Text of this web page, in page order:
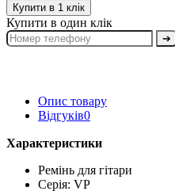
Купити в 1 клік
Купити в один клік
➔
Опис товару
Відгуків0
Характеристики
Ремінь для гітари
Серія: VP